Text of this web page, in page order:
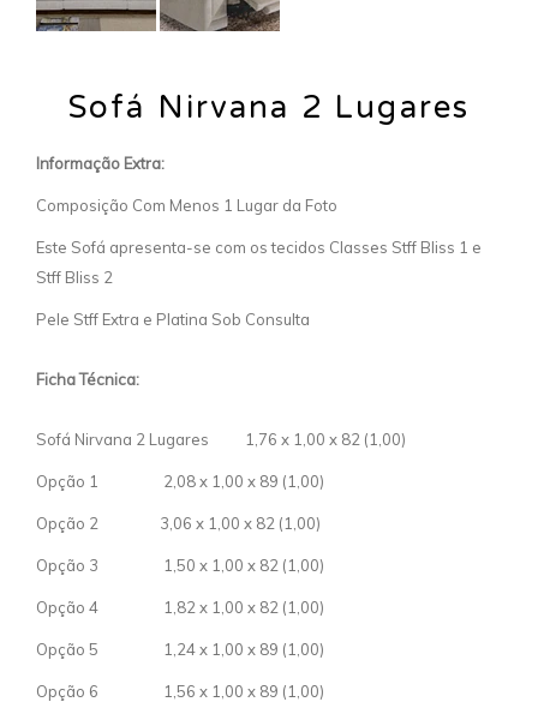
Sofá Nirvana 2 Lugares
Informação Extra:
Composição Com Menos 1 Lugar da Foto
Este Sofá apresenta-se com os tecidos Classes Stff Bliss 1 e
Stff Bliss 2
Pele Stff Extra e Platina Sob Consulta
Ficha Técnica:
Sofá Nirvana 2 Lugares 1,76 x 1,00 x 82 (1,00)
Opção 1 2,08 x 1,00 x 89 (1,00)
Opção 2 3,06 x 1,00 x 82 (1,00)
Opção 3 1,50 x 1,00 x 82 (1,00)
Opção 4 1,82 x 1,00 x 82 (1,00)
Opção 5 1,24 x 1,00 x 89 (1,00)
Opção 6 1,56 x 1,00 x 89 (1,00)